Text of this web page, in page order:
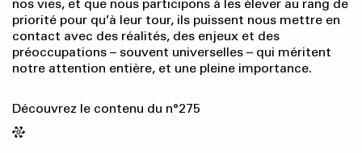
nos vies, et que nous participons à les élever au rang de
priorité pour qu’à leur tour, ils puissent nous mettre en
contact avec des réalités, des enjeux et des
préoccupations – souvent universelles – qui méritent
notre attention entière, et une pleine importance.
Découvrez le contenu du n°275